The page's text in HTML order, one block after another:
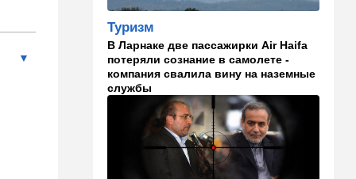
09:46 Новости Украины
605 дронов за ночь: в
Ярославле горит НПЗ,
пожары в Тверской и
Курской областях
В мире
Муравейник без самцов и
рабочих: ученые нашли
"общество одних королев"
Туризм
В Ларнаке две пассажирки Air Haifa
потеряли сознание в самолете -
компания свалила вину на наземные
службы